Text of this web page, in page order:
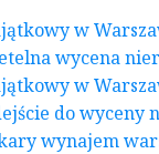
w
wycena
w
do wyceny
wynajem